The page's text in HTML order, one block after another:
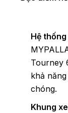
Hệ
Tourney
khả
chóng.
Khung xe